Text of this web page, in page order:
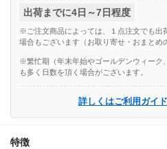
出荷までに4日～7日程度
※ご注文商品によっては、１点注文でも出
場合もございます（お取り寄せ・おまとめ
※繁忙期（年末年始やゴールデンウィーク
も多く日数を頂く場合がございます。
詳しくはご利用ガイ
特徴